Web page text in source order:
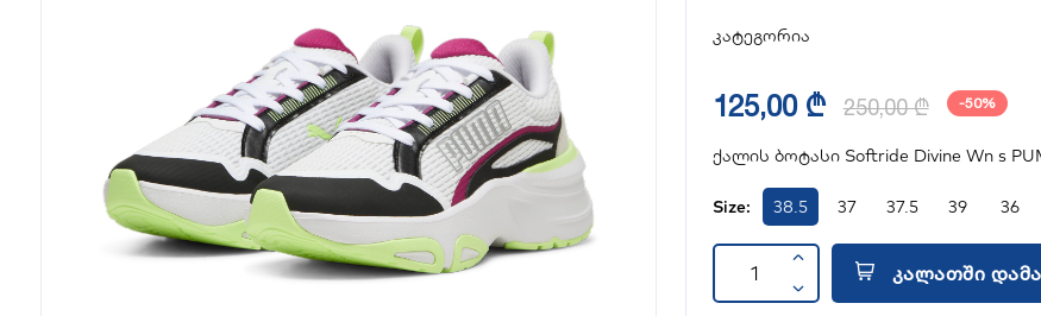
კატეგორია
125,00 ₾ 250,00 ₾ -50%
ქალის ბოტასი Softride Divine Wn s
Size: 38.5 37 37.5 39 36
კალათში